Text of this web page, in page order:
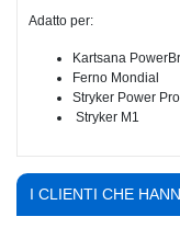
Adatto per:
Kartsana
Ferno Mondial
Stryker Power
Stryker M1
I CLIENTI CHE